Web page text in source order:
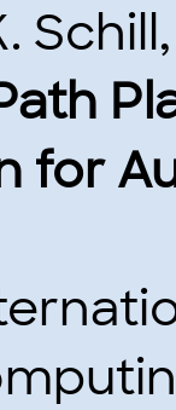
for